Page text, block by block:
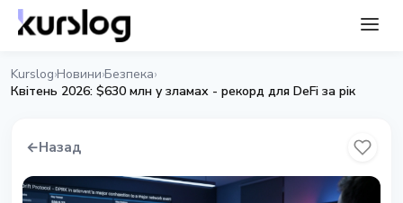
Kurslog›Новини›Безпека›
Квітень 2026: $630 млн у зламах - рекорд для DeFi за рік
←Назад